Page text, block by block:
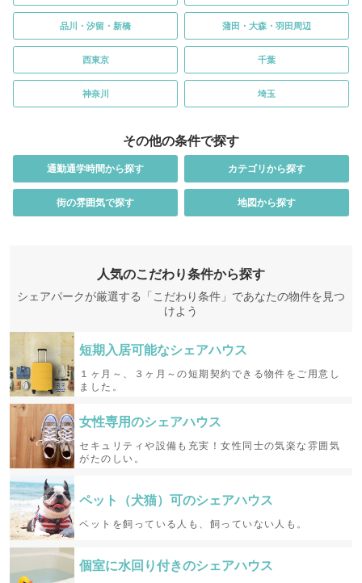
品川・汐留・新橋 蒲田・大森・羽田周辺
西東京 千葉
神奈川 埼玉
その他の条件で探す
通勤通学時間から探す カテゴリから探す
街の雰囲気で探す 地図から探す
人気のこだわり条件から探す
シェアパークが厳選する「こだわり条件」であなたの物件を見つ
けよう
短期入居可能なシェアハウス
１ヶ月～、３ヶ月～の短期契約できる物件をご用意し
ました。
女性専用のシェアハウス
セキュリティや設備も充実！女性同士の気楽な雰囲気
がたのしい。
ペット（犬猫）可のシェアハウス
ペットを飼っている人も、飼っていない人も。
個室に水回り付きのシェアハウス